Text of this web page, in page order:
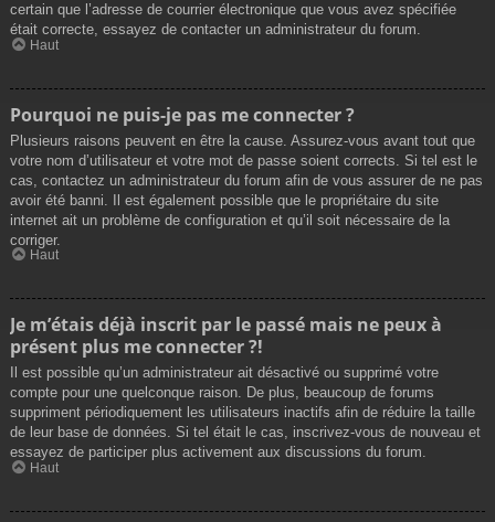
certain que l’adresse de courrier électronique que vous avez spécifiée
était correcte, essayez de contacter un administrateur du forum.
Haut
Pourquoi ne puis-je pas me connecter ?
Plusieurs raisons peuvent en être la cause. Assurez-vous avant tout que
votre nom d’utilisateur et votre mot de passe soient corrects. Si tel est le
cas, contactez un administrateur du forum afin de vous assurer de ne pas
avoir été banni. Il est également possible que le propriétaire du site
internet ait un problème de configuration et qu’il soit nécessaire de la
corriger.
Haut
Je m’étais déjà inscrit par le passé mais ne peux à
présent plus me connecter ?!
Il est possible qu’un administrateur ait désactivé ou supprimé votre
compte pour une quelconque raison. De plus, beaucoup de forums
suppriment périodiquement les utilisateurs inactifs afin de réduire la taille
de leur base de données. Si tel était le cas, inscrivez-vous de nouveau et
essayez de participer plus activement aux discussions du forum.
Haut